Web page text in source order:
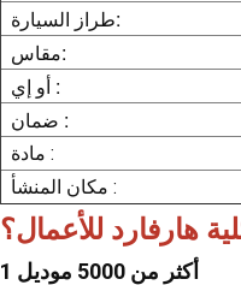
طراز السيارة:
مقاس:
أو إي :
ضمان :
مادة :
مكان المنشأ :
هارفارد للأعمال؟
1 أكثر من 5000 موديل